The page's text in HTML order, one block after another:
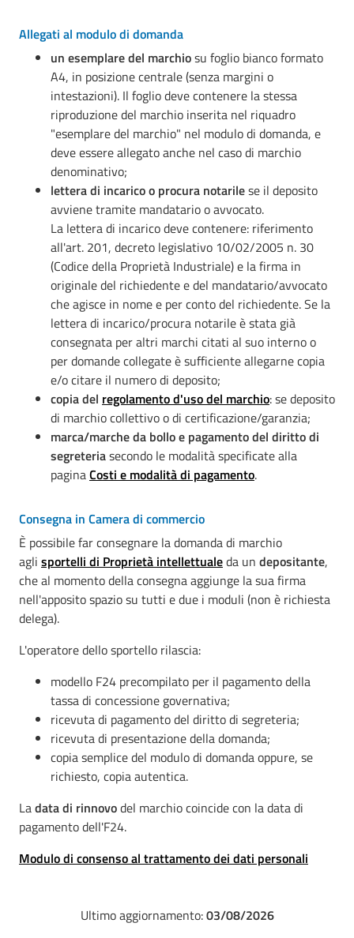
Allegati al modulo di domanda
un esemplare del marchiosu foglio bianco formato
A4, in posizione centrale (senza margini o
intestazioni). Il foglio deve contenere la stessa
riproduzione del marchio inserita nel riquadro
"esemplare del marchio" nel modulo di domanda, e
deve essere allegato anche nel caso di marchio
denominativo;
lettera di incarico o procura notarilese il deposito
avviene tramite mandatario o avvocato.
La lettera di incarico deve contenere: riferimento
all'art. 201, decreto legislativo 10/02/2005 n. 30
(Codice della Proprietà Industriale) e la firma in
originale del richiedente e del mandatario/avvocato
che agisce in nome e per conto del richiedente. Se la
lettera di incarico/procura notarile è stata già
consegnata per altri marchi citati al suo interno o
per domande collegate è sufficiente allegarne copia
e/o citare il numero di deposito;
copia del regolamento d'uso del marchio: se deposito
di marchio collettivo o di certificazione/garanzia;
marca/marche da bollo e pagamento del diritto di
segreteriasecondo le modalità specificate alla
paginaCosti e modalità di pagamento.
Consegna in Camera di commercio
È possibile far consegnare la domanda di marchio
agli sportelli di Proprietà intellettualeda un depositante,
che al momento della consegna aggiunge la sua firma
nell'apposito spazio su tutti e due i moduli (non è richiesta
delega).
L'operatore dello sportello rilascia:
modello F24 precompilato per il pagamento della
tassa di concessione governativa;
ricevuta di pagamento del diritto di segreteria;
ricevuta di presentazione della domanda;
copia semplice del modulo di domanda oppure, se
richiesto, copia autentica.
Ladata di rinnovodel marchio coincide con la data di
pagamento dell'F24.
Modulo di consenso al trattamento dei dati personali
Ultimo aggiornamento:03/08/2026